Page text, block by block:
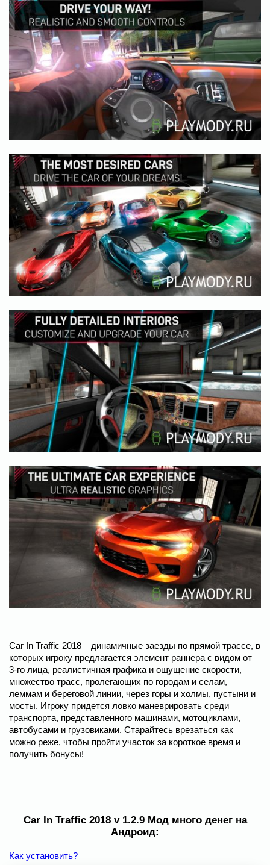
Car In Traffic 2018 – динамичные заезды по прямой трассе, в
которых игроку предлагается элемент раннера с видом от
3-го лица, реалистичная графика и ощущение скорости,
множество трасс, пролегающих по городам и селам,
леммам и береговой линии, через горы и холмы, пустыни и
мосты. Игроку придется ловко маневрировать среди
транспорта, представленного машинами, мотоциклами,
автобусами и грузовиками. Старайтесь врезаться как
можно реже, чтобы пройти участок за короткое время и
получить бонусы!
Car In Traffic 2018 v 1.2.9 Мод много денег на
Андроид:
Как установить?